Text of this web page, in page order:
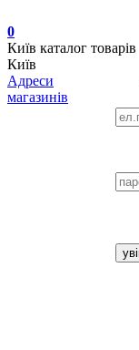
0
Київ каталог товарів
Київ
Адреси
магазинів